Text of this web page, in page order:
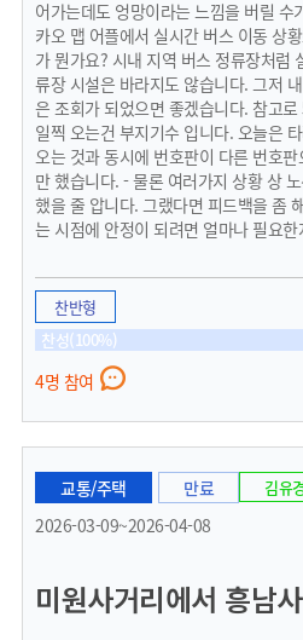
동
어가는데도 엉망이라는 느낌을 버릴 수
카오 맵 어플에서 실시간 버스 이동 상
가 뭔가요? 시내 지역 버스 정류장처럼
류장 시설은 바라지도 않습니다. 그저
은 조회가 되었으면 좋겠습니다. 참고
일찍 오는건 부지기수 입니다. 오늘은
오는 것과 동시에 번호판이 다른 번호
만 했습니다. - 물론 여러가지 상황 상
했을 줄 압니다. 그랬다면 피드백을 좀
는 시점에 안정이 되려면 얼마나 필요
찬반형
찬성(100%)
4명 참여
교통/주택
만료
2026-03-09~2026-04-08
김유
미원사거리에서 흥남